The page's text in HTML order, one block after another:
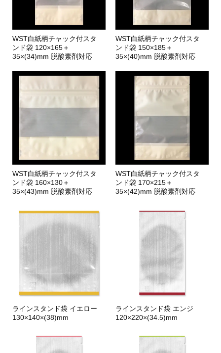
WST白紙柄チャック付スタ
ンド袋 120×165＋
35×(34)mm 脱酸素剤対応
WST白紙柄チャック付スタ
ンド袋 150×185＋
35×(40)mm 脱酸素剤対応
WST白紙柄チャック付スタ
ンド袋 160×130＋
35×(43)mm 脱酸素剤対応
WST白紙柄チャック付スタ
ンド袋 170×215＋
35×(42)mm 脱酸素剤対応
ラインスタンド袋 イエロー
130×140×(38)mm
ラインスタンド袋 エンジ
120×220×(34.5)mm